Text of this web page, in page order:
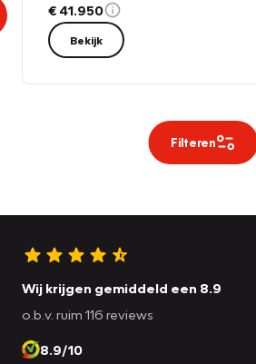
€ 41.950
Bekijk
Filteren
Wij krijgen gemiddeld een 8.9
o.b.v. ruim 116 reviews
8.9/10